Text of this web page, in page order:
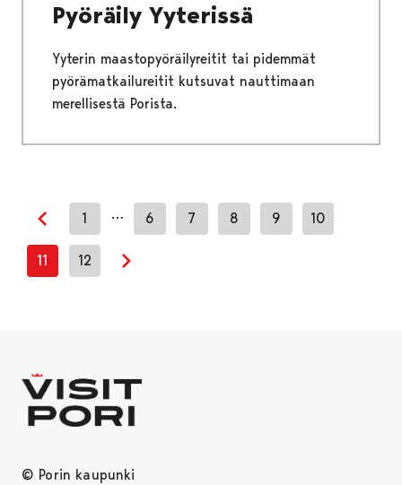
Pyöräily Yyterissä
Yyterin maastopyöräilyreitit tai pidemmät
pyörämatkailureitit kutsuvat nauttimaan
merellisestä Porista.
Previous page
1 … 6 7 8 9 10
11 12
© Porin kaupunki